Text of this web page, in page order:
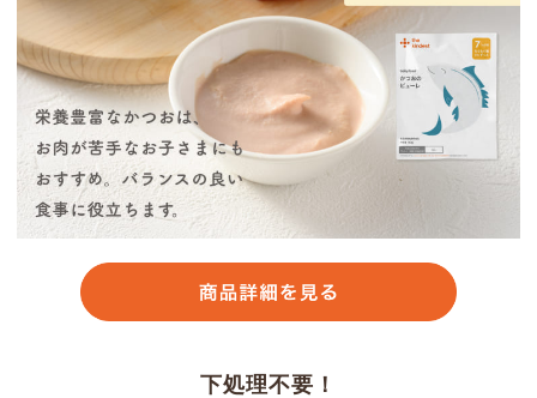
下処理不要！